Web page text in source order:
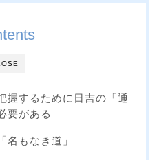
握するために日吉の「通
要がある
名もなき道」